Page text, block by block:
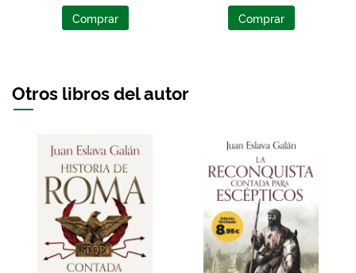
Comprar Comprar
Otros libros del autor